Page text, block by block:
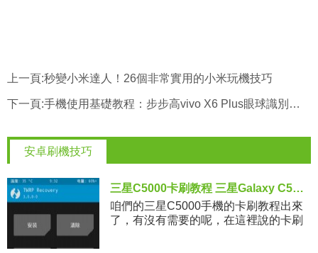
上一頁:秒變小米達人！26個非常實用的小米玩機技巧
下一頁:手機使用基礎教程：步步高vivo X6 Plus眼球識別如何設置？
安卓刷機技巧
三星C5000卡刷教程 三星Galaxy C5用recovery刷第三方系統包
咱們的三星C5000手機的卡刷教程出來
了，有沒有需要的呢，在這裡說的卡刷